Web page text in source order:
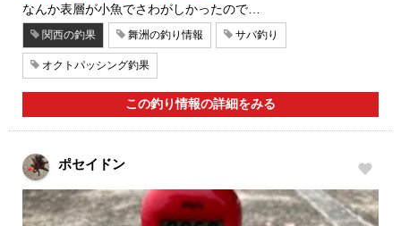
なんか表層が小魚でさわがしかったので…
関西の釣果 舞洲の釣り情報 サバ釣り
オクトパッシング釣果
この釣り情報の詳細をみる
ポセイドン